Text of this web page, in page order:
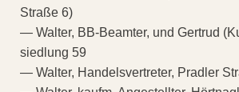
Straße 6)
— Walter, BB-Beamter, und Gertrud
siedlung 59
— Walter, Handelsvertreter, Pradler